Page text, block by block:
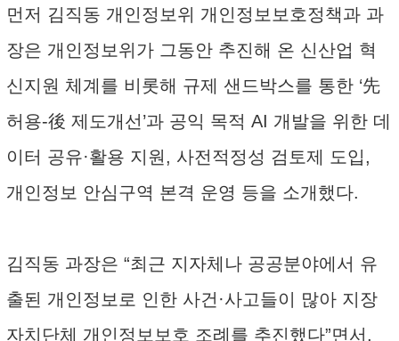
먼저 김직동 개인정보위 개인정보보호정책과 과
장은 개인정보위가 그동안 추진해 온 신산업 혁
신지원 체계를 비롯해 규제 샌드박스를 통한 ‘先
허용-後 제도개선’과 공익 목적 AI 개발을 위한 데
이터 공유·활용 지원, 사전적정성 검토제 도입,
개인정보 안심구역 본격 운영 등을 소개했다.
김직동 과장은 “최근 지자체나 공공분야에서 유
출된 개인정보로 인한 사건·사고들이 많아 지장
자치단체 개인정보보호 조례를 추진했다”면서,